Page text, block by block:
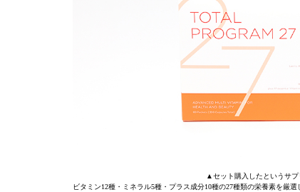
▲セット購入したというサプ
ビタミン12種・ミネラル5種・プラス成分10種の27種類の栄養素を厳